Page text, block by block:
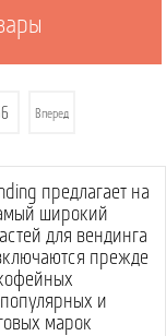
Вперед
предлагает на
широкий
для вендинга
прежде
и
марок